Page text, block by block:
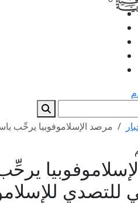
مرصد الإسلاموفوبيا يرحِّب
للتصدي